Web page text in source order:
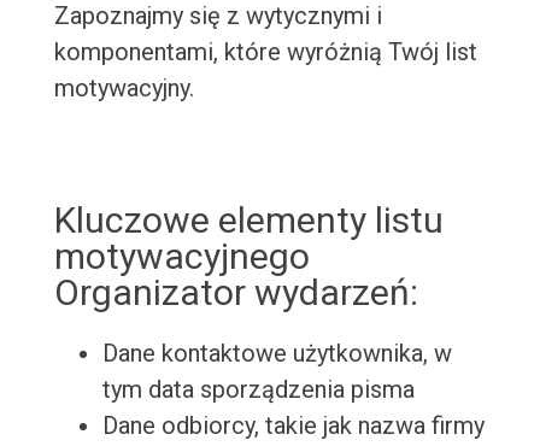
Zapoznajmy się z wytycznymi i
komponentami, które wyróżnią Twój list
motywacyjny.
Kluczowe elementy listu
motywacyjnego
Organizator wydarzeń:
Dane kontaktowe użytkownika, w
tym data sporządzenia pisma
Dane odbiorcy, takie jak nazwa firmy